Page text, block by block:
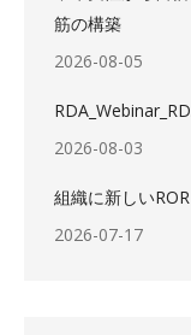
筋の構築
2026-08-05
2026-08-03
組織に新しい
2026-07-17